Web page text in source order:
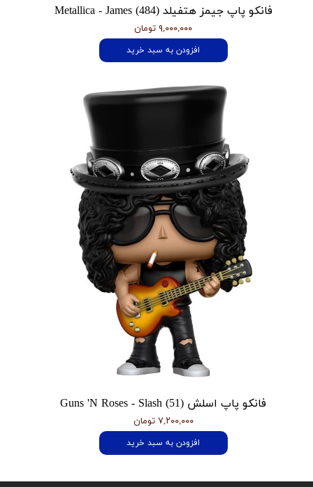
فانکو پاپ جیمز هتفیلد Metallica - James (484)
۹,۰۰۰,۰۰۰ تومان
افزودن به سبد خرید
فانکو پاپ اسلش Guns 'N Roses - Slash (51)
۷,۲۰۰,۰۰۰ تومان
افزودن به سبد خرید